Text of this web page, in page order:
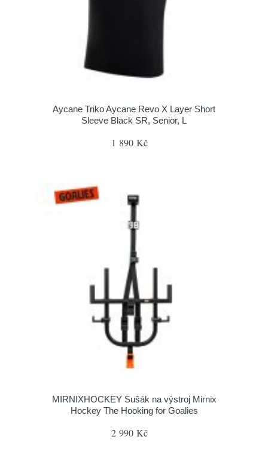
Aycane Triko Aycane Revo X Layer Short
Sleeve Black SR, Senior, L
1 890 Kč
MIRNIXHOCKEY Sušák na výstroj Mirnix
Hockey The Hooking for Goalies
2 990 Kč